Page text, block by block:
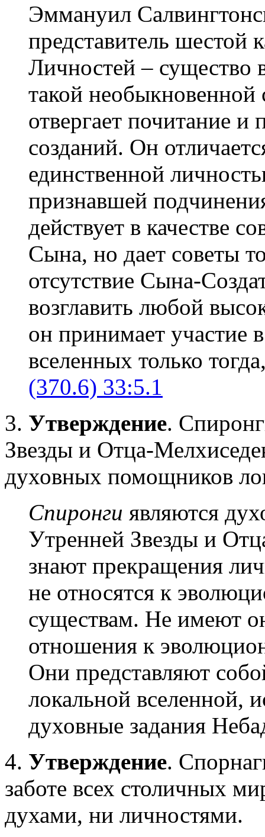
Эммануил
представитель
Личностей – существо
такой необыкновенной
отвергает почитание
созданий. Он
единственной
признавшей
действует в качестве
Сына, но дает советы
отсутствие Сына-
возглавить любой
он принимает участие
вселенных только
(370.6) 33:5.1
3. Утверждение.
Звезды и Отца-
духовных помощников
Спиронги являются
Утренней Звезды и
знают прекращения
не относятся к
существам. Не имеют
отношения к
Они представляют
локальной вселенной,
духовные задания
4. Утверждение.
заботе всех столичных
духами, ни личностями.